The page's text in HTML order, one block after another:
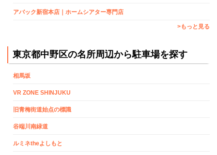
アバック新宿本店｜ホームシアター専門店
>もっと見る
東京都中野区の名所周辺から駐車場を探す
相馬坂
VR ZONE SHINJUKU
旧青梅街道始点の標識
谷端川南緑道
ルミネtheよしもと